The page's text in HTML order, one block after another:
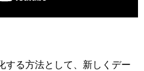
する方法として、新しくデー